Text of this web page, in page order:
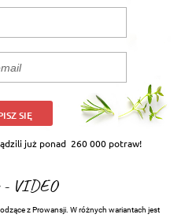
SIĘ
już ponad 260 000 potraw!
- VIDEO
z Prowansji. W różnych wariantach jest